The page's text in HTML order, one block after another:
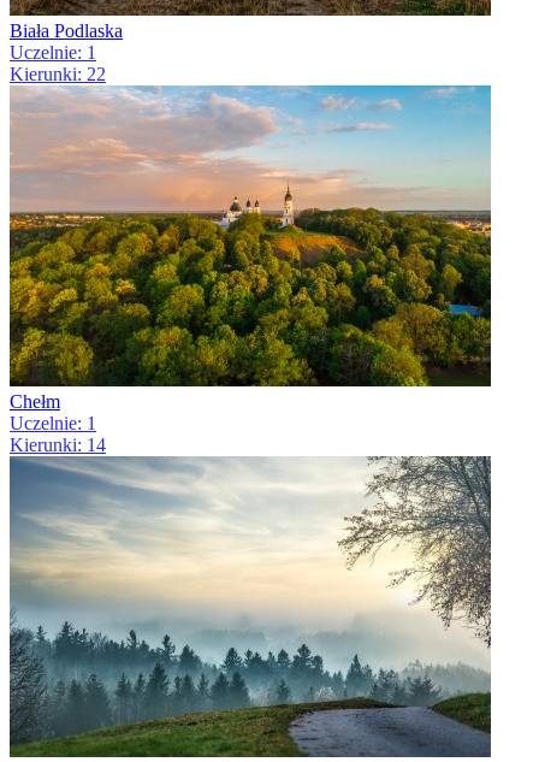
Biała Podlaska
Uczelnie: 1
Kierunki: 22
Chełm
Uczelnie: 1
Kierunki: 14